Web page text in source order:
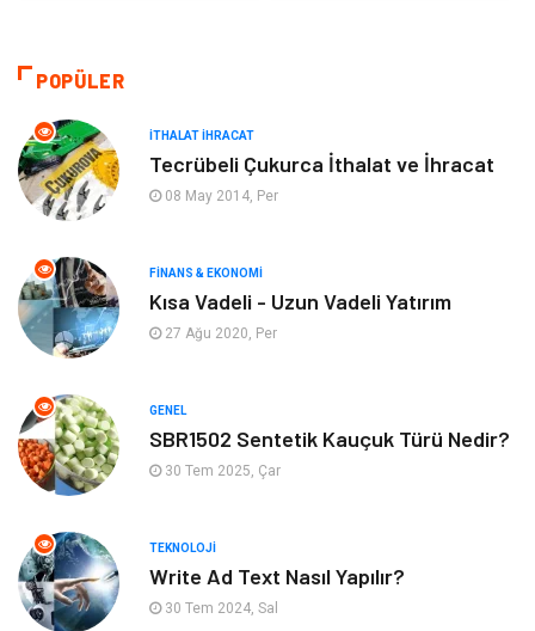
Ulaşım ve Taşımacılık
Bilgisayar ve Yazılım
Emlak
Mobilya
Eğitim Kurumları Tatil
Aksesuar Eğlence
Güzellik
Maden ve Metal
Bahçe Ev
POPÜLER
İTHALAT İHRACAT
Tecrübeli Çukurca İthalat ve İhracat
08 May 2014, Per
FINANS & EKONOMI
Kısa Vadeli - Uzun Vadeli Yatırım
27 Ağu 2020, Per
GENEL
SBR1502 Sentetik Kauçuk Türü Nedir?
30 Tem 2025, Çar
TEKNOLOJI
Write Ad Text Nasıl Yapılır?
30 Tem 2024, Sal